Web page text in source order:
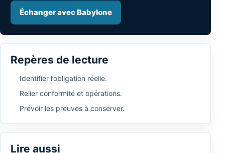
Échanger avec Babylone
Repères de lecture
Identifier l’obligation réelle.
Relier conformité et opérations.
Prévoir les preuves à conserver.
Lire aussi